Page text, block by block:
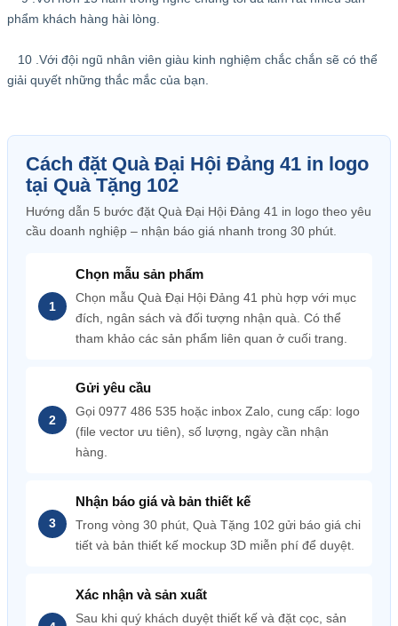
phẩm khách hàng hài lòng.
10 .Với đội ngũ nhân viên giàu kinh nghiệm chắc chắn sẽ có thể
giải quyết những thắc mắc của bạn.
Cách đặt Quà Đại Hội Đảng 41 in logo
tại Quà Tặng 102
Hướng dẫn 5 bước đặt Quà Đại Hội Đảng 41 in logo theo yêu
cầu doanh nghiệp – nhận báo giá nhanh trong 30 phút.
Chọn mẫu sản phẩm
Chọn mẫu Quà Đại Hội Đảng 41 phù hợp với mục
đích, ngân sách và đối tượng nhận quà. Có thể
tham khảo các sản phẩm liên quan ở cuối trang.
Gửi yêu cầu
Gọi 0977 486 535 hoặc inbox Zalo, cung cấp: logo
(file vector ưu tiên), số lượng, ngày cần nhận
hàng.
Nhận báo giá và bản thiết kế
Trong vòng 30 phút, Quà Tặng 102 gửi báo giá chi
tiết và bản thiết kế mockup 3D miễn phí để duyệt.
Xác nhận và sản xuất
Sau khi quý khách duyệt thiết kế và đặt cọc, sản